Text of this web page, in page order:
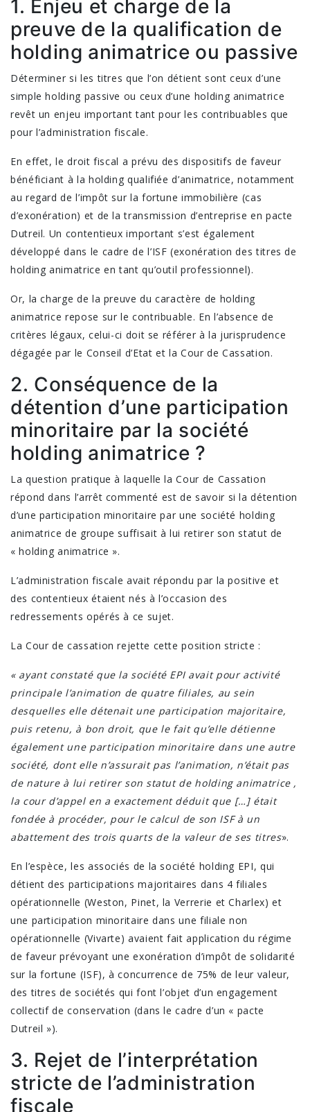
1. Enjeu et charge de la
preuve de la qualification de
holding animatrice ou passive
Déterminer si les titres que l’on détient sont ceux d’une
simple holding passive ou ceux d’une holding animatrice
revêt un enjeu important tant pour les contribuables que
pour l’administration fiscale.
En effet, le droit fiscal a prévu des dispositifs de faveur
bénéficiant à la holding qualifiée d’animatrice, notamment
au regard de l’impôt sur la fortune immobilière (cas
d’exonération) et de la transmission d’entreprise en pacte
Dutreil. Un contentieux important s’est également
développé dans le cadre de l’ISF (exonération des titres de
holding animatrice en tant qu’outil professionnel).
Or, la charge de la preuve du caractère de holding
animatrice repose sur le contribuable. En l’absence de
critères légaux, celui-ci doit se référer à la jurisprudence
dégagée par le Conseil d’Etat et la Cour de Cassation.
2. Conséquence de la
détention d’une participation
minoritaire par la société
holding animatrice ?
La question pratique à laquelle la Cour de Cassation
répond dans l’arrêt commenté est de savoir si la détention
d’une participation minoritaire par une société holding
animatrice de groupe suffisait à lui retirer son statut de
« holding animatrice ».
L’administration fiscale avait répondu par la positive et
des contentieux étaient nés à l’occasion des
redressements opérés à ce sujet.
La Cour de cassation rejette cette position stricte :
« ayant constaté que la société EPI avait pour activité
principale l’animation de quatre filiales, au sein
desquelles elle détenait une participation majoritaire,
puis retenu, à bon droit, que le fait qu’elle détienne
également une participation minoritaire dans une autre
société, dont elle n’assurait pas l’animation, n’était pas
de nature à lui retirer son statut de holding animatrice ,
la cour d’appel en a exactement déduit que […] était
fondée à procéder, pour le calcul de son ISF à un
abattement des trois quarts de la valeur de ses titres».
En l’espèce, les associés de la société holding EPI, qui
détient des participations majoritaires dans 4 filiales
opérationnelle (Weston, Pinet, la Verrerie et Charlex) et
une participation minoritaire dans une filiale non
opérationnelle (Vivarte) avaient fait application du régime
de faveur prévoyant une exonération d’impôt de solidarité
sur la fortune (ISF), à concurrence de 75% de leur valeur,
des titres de sociétés qui font l’objet d’un engagement
collectif de conservation (dans le cadre d’un « pacte
Dutreil »).
3. Rejet de l’interprétation
stricte de l’administration
fiscale